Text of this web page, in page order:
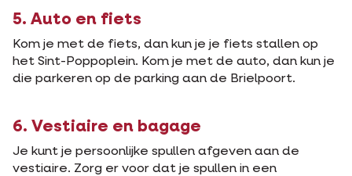
5. Auto en fiets
Kom je met de fiets, dan kun je je fiets stallen op
het Sint-Poppoplein. Kom je met de auto, dan kun je
die parkeren op de parking aan de Brielpoort.
6. Vestiaire en bagage
Je kunt je persoonlijke spullen afgeven aan de
vestiaire. Zorg er voor dat je spullen in een